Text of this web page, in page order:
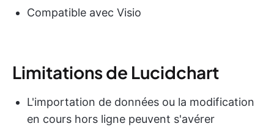
Compatible avec Visio
Limitations de Lucidchart
L'importation de données ou la modification
en cours hors ligne peuvent s'avérer